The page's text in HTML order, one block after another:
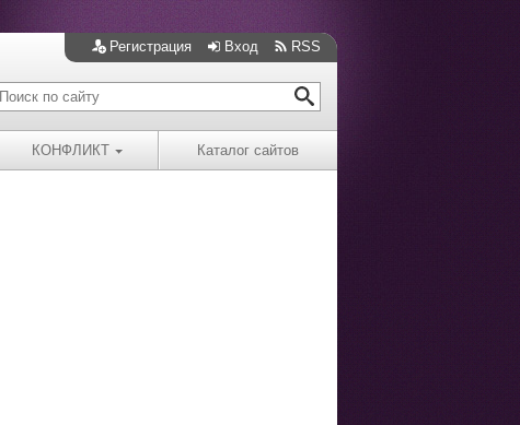
Регистрация Вход RSS
КОНФЛИКТ Каталог сайтов